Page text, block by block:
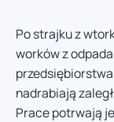
Po strajku z
worków z
nadrabiają
Prace potrwają